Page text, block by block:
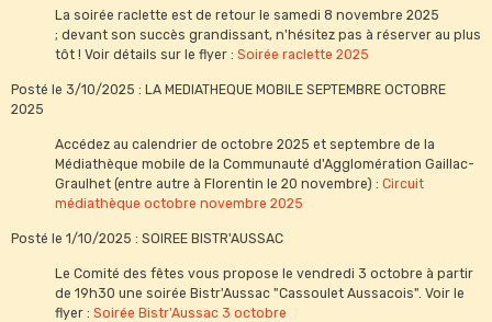
La soirée raclette est de retour le samedi 8 novembre 2025
; devant son succès grandissant, n'hésitez pas à réserver au plus
tôt ! Voir détails sur le flyer : Soirée raclette 2025
Posté le 3/10/2025 : LA MEDIATHEQUE MOBILE SEPTEMBRE OCTOBRE
2025
Accédez au calendrier de octobre 2025 et septembre de la
Médiathèque mobile de la Communauté d'Agglomération Gaillac-
Graulhet (entre autre à Florentin le 20 novembre) : Circuit
médiathèque octobre novembre 2025
Posté le 1/10/2025 : SOIREE BISTR'AUSSAC
Le Comité des fêtes vous propose le vendredi 3 octobre à partir
de 19h30 une soirée Bistr'Aussac "Cassoulet Aussacois". Voir le
flyer : Soirée Bistr'Aussac 3 octobre